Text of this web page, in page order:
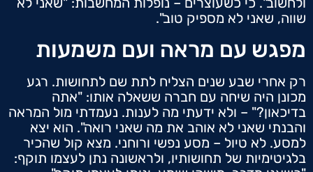
שווה, שאני לא מספיק טוב".
מפגש עם מראה ועם משמעות
רק אחרי שבע שנים הצליח לתת שם לתחושות. רגע
מכונן היה שיחה עם חברה ששאלה אותו: "אתה
בדיכאון?" – ולא ידעתי מה לענות. נעמדתי מול המראה
והבנתי שאני לא אוהב את מה שאני רואה". הוא יצא
למסע. לא טיול – מסע נפשי ורוחני. מצא קול שהכיר
בלגיטימיות של תחושותיו, ולראשונה נתן לעצמו תוקף: